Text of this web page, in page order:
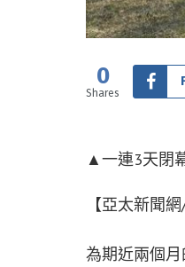
0
Shares
▲一連3天閉
【亞太新聞
為期近兩個